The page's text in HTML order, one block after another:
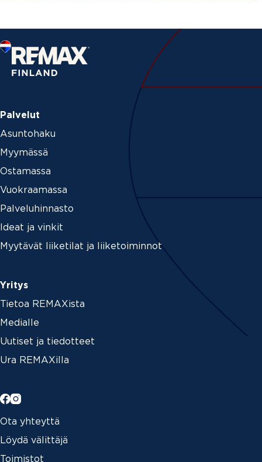
Palvelut
Asuntohaku
Myymässä
Ostamassa
Vuokraamassa
Palveluhinnasto
Ideat ja vinkit
Myytävät liiketilat ja liiketoiminnot
Yritys
Tietoa REMAXista
Medialle
Uutiset ja tiedotteet
Ura REMAXilla
Ota yhteyttä
Löydä välittäjä
Toimistot